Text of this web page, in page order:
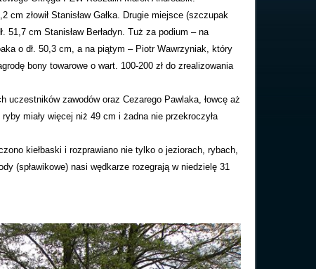
złowił Stanisław Gałka. Drugie miejsce (szczupak
cm Stanisław Berładyn. Tuż za podium – na
o dł. 50,3 cm, a na piątym – Piotr Wawrzyniak, który
bony towarowe o wart. 100-200 zł do zrealizowania
uczestników zawodów oraz Cezarego Pawlaka, łowcę aż
miały więcej niż 49 cm i żadna nie przekroczyła
kiełbaski i rozprawiano nie tylko o jeziorach, rybach,
(spławikowe) nasi wędkarze rozegrają w niedzielę 31